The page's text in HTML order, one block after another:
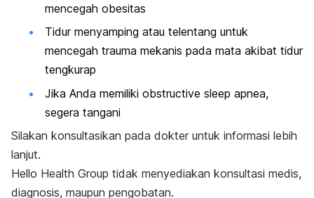
mencegah obesitas
Tidur menyamping atau telentang untuk
mencegah trauma mekanis pada mata akibat tidur
tengkurap
Jika Anda memiliki obstructive sleep apnea,
segera tangani
Silakan konsultasikan pada dokter untuk informasi lebih
lanjut.
Hello Health Group tidak menyediakan konsultasi medis,
diagnosis, maupun pengobatan.